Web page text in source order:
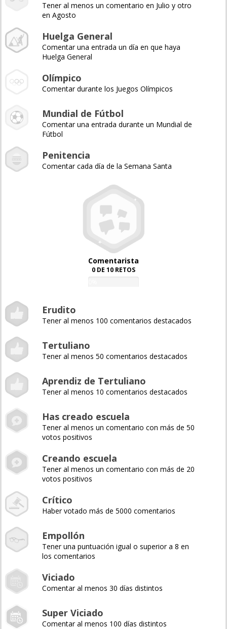
Tener al menos un comentario en Julio y otro
en Agosto
Huelga General
Comentar una entrada un día en que haya
Huelga General
Olímpico
Comentar durante los Juegos Olímpicos
Mundial de Fútbol
Comentar una entrada durante un Mundial de
Fútbol
Penitencia
Comentar cada día de la Semana Santa
Comentarista
0 DE 10 RETOS
Erudito
Tener al menos 100 comentarios destacados
Tertuliano
Tener al menos 50 comentarios destacados
Aprendiz de Tertuliano
Tener al menos 10 comentarios destacados
Has creado escuela
Tener al menos un comentario con más de 50
votos positivos
Creando escuela
Tener al menos un comentario con más de 20
votos positivos
Crítico
Haber votado más de 5000 comentarios
Empollón
Tener una puntuación igual o superior a 8 en
los comentarios
Viciado
Comentar al menos 30 días distintos
Super Viciado
Comentar al menos 100 días distintos